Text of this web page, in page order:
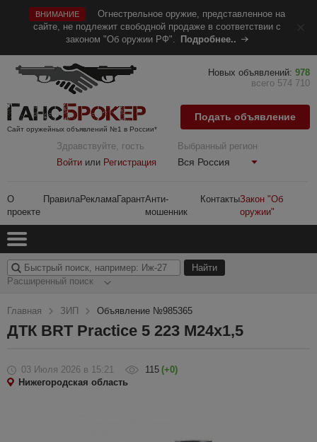
ВНИМАНИЕ
Огнестрельное оружие, представленное на
сайте, не подлежит свободной продаже в соответствии с
законом "Об оружии РФ".
Подробнее..
Сайт оружейных объявлений №1 в России*
Здравствуйте, гость
Войти или Регистрация
Выбранный регион
Вся Россия
О
проекте
ПравилаРекламаГарантАнти-
мошенник
КонтактыЗакон "Об
оружии"
Новых объявлений: 978
всего 574 710
Подать объявление
Расширенный поиск
Главная ЗИП Объявление №985365
ДТК BRT Practice 5 223 М24х1,5
03 Июля 2026 в 15:21 115 (+0)
Нижегородская область